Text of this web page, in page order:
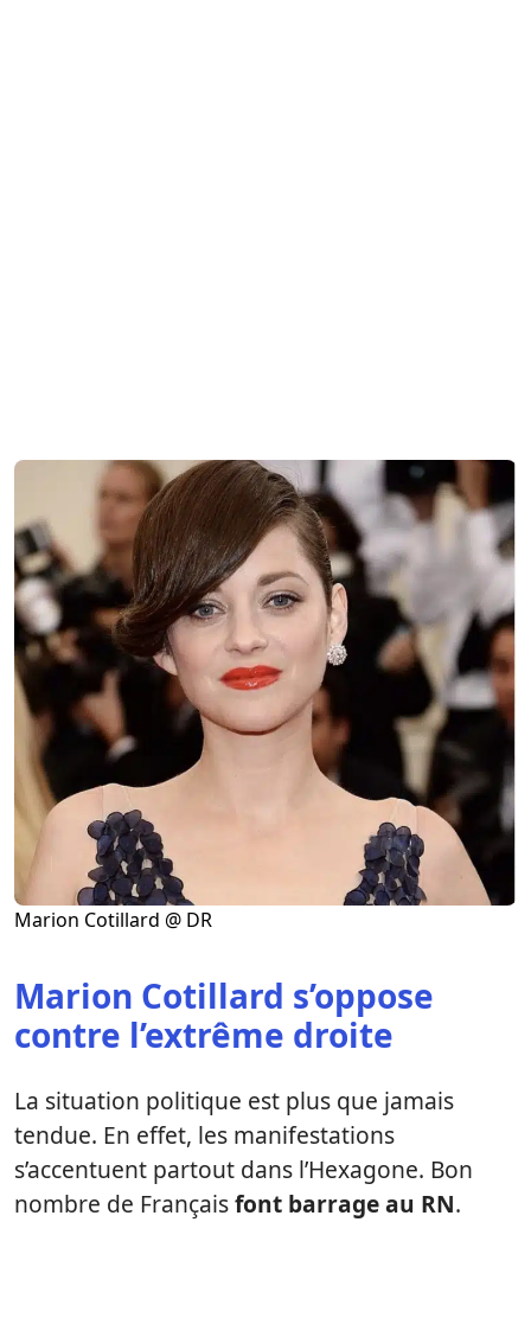
Marion Cotillard @ DR
Marion Cotillard s’oppose
contre l’extrême droite
La situation politique est plus que jamais
tendue. En effet, les manifestations
s’accentuent partout dans l’Hexagone. Bon
nombre de Françaisfont barrage au RN.